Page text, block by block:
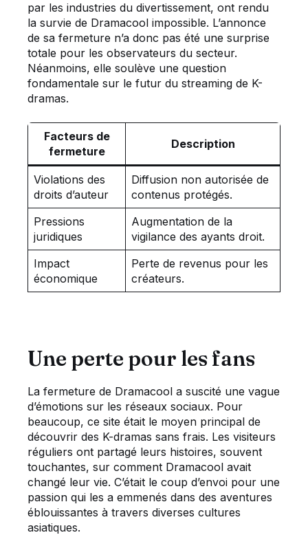
par les industries du divertissement, ont rendu
la survie de Dramacool impossible. L’annonce
de sa fermeture n’a donc pas été une surprise
totale pour les observateurs du secteur.
Néanmoins, elle soulève une question
fondamentale sur le futur du streaming de K-
dramas.
Facteurs de
fermeture
Description
Violations des
droits d’auteur
Diffusion non autorisée de
contenus protégés.
Pressions
juridiques
Augmentation de la
vigilance des ayants droit.
Impact
économique
Perte de revenus pour les
créateurs.
Une perte pour les fans
La fermeture de Dramacool a suscité une vague
d’émotions sur les réseaux sociaux. Pour
beaucoup, ce site était le moyen principal de
découvrir des K-dramas sans frais. Les visiteurs
réguliers ont partagé leurs histoires, souvent
touchantes, sur comment Dramacool avait
changé leur vie. C’était le coup d’envoi pour une
passion qui les a emmenés dans des aventures
éblouissantes à travers diverses cultures
asiatiques.